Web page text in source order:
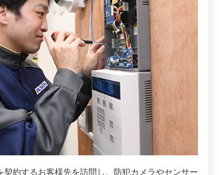
契約するお客様先を訪問し、防犯カメラやセンサー